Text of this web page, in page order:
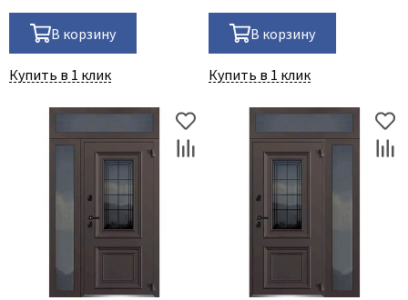
В корзину
Купить в 1 клик
В корзину
Купить в 1 клик